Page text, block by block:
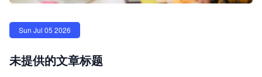
Sun Jul 05 2026
未提供的文章标题